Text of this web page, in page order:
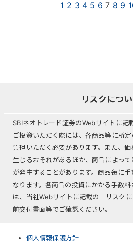
1 2 3 4 5 67 8 9
リスクにつ
SBIネオトレード証券のWebサイトに記
ご投資いただく際には、各商品等に所
負担いただく必要があります。また、
生じるおそれがあるほか、商品によっ
が発生することがあります。商品毎に
なります。各商品の投資にかかる手数
は、当社Webサイトに記載の「リスク
前交付書面等でご確認ください。
個人情報保護方針